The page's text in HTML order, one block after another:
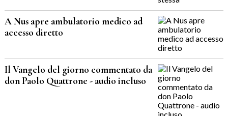
A Nus apre ambulatorio medico ad
accesso diretto
Il Vangelo del giorno commentato da
don Paolo Quattrone - audio incluso